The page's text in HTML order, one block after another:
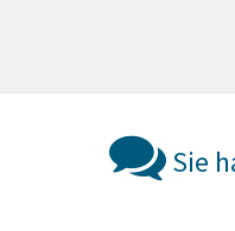
Sie